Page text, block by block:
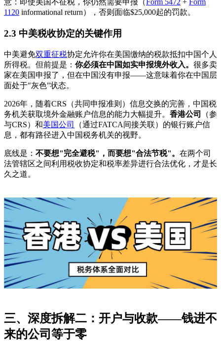
意：即使美国不征税，你仍然需要申报（Form 5472 + Form
1120 informational return），否则面临$25,000起的罚款。
2.3 中美税收协定的关键作用
中美避免双重征税协定允许你在美国缴纳的税款抵扣中国个人
所得税。但前提是： 你必须在中国如实申报境外收入。 很多卖
家在美国申报了，但在中国没有申报——这意味着你在中国层
面处于"灰色"状态。
2026年，随着CRS（共同申报准则）信息交换的完善，中国税
务机关获取境外金融账户信息的能力大幅提升。 香港公司
（参
与CRS）和美国公司
（通过FATCA间接关联）的银行账户信
息，都有路径进入中国税务机关的视野。
底线是： 不要想"完全避税"，而要想"合法节税"。 在两个司
法管辖区之间利用税收协定和税率差异进行合法优化，才是长
久之道。
三、深度拆解二：开户与收款——钱进不
来的公司等于零